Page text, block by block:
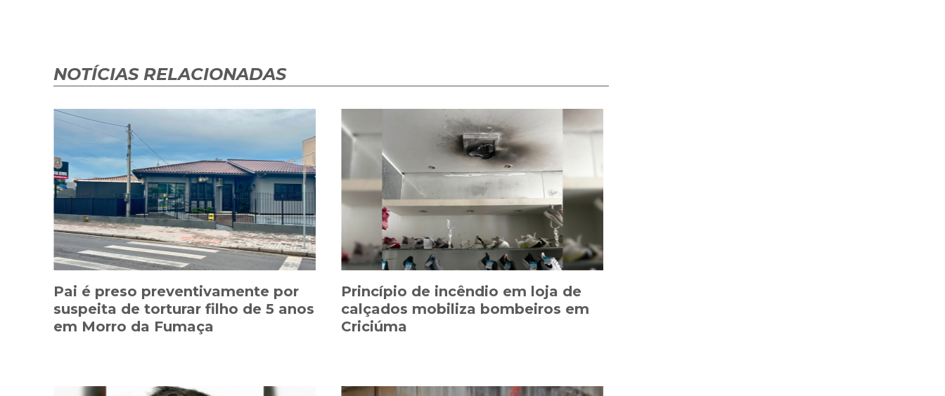
NOTÍCIAS RELACIONADAS
Pai é preso preventivamente por
suspeita de torturar filho de 5 anos
em Morro da Fumaça
Princípio de incêndio em loja de
calçados mobiliza bombeiros em
Criciúma